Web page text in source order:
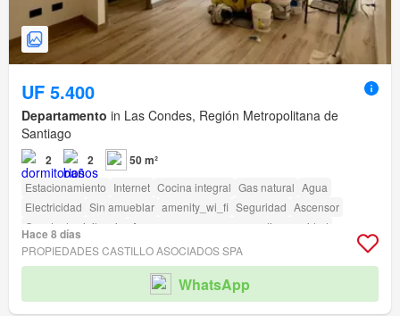
UF 5.400
Departamento in Las Condes, Región Metropolitana de
Santiago
2 2 50 m²
Estacionamiento Internet Cocina integral Gas natural Agua
Electricidad Sin amueblar amenity_wi_fi Seguridad Ascensor
Caseta de vigilancia
Acceso para personas con discapacidad
Hace 8 días
PROPIEDADES CASTILLO ASOCIADOS SPA
WhatsApp